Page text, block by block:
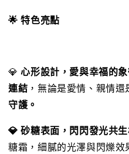
🌟特色亮點
💎心形設計，愛與幸福的
連結 ，無論是愛情、親情
守護 。
💎砂糖表面，閃閃發光共
糖霜，細膩的光澤與閃爍